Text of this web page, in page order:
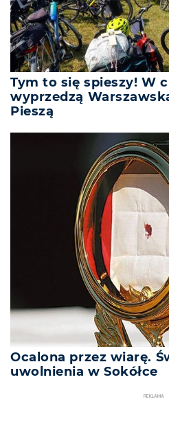
Tym to się spieszy! W
wyprzedzą
Pieszą
Ocalona przez wiarę.
uwolnienia w Sokółce
REKLAMA